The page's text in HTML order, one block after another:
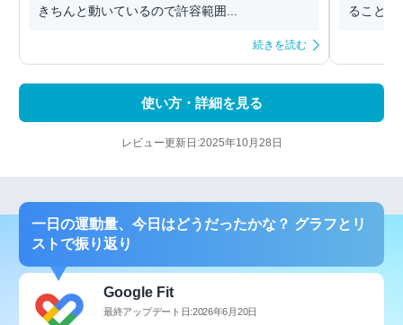
きちんと動いているので許容範囲...
続きを読む
ることが
使い方・詳細を見る
レビュー更新日:2025年10月28日
一日の運動量、今日はどうだったかな？ グラフとリ
ストで振り返り
Google Fit
最終アップデート日:2026年6月20日